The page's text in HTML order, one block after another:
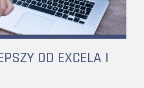
OD EXCELA I